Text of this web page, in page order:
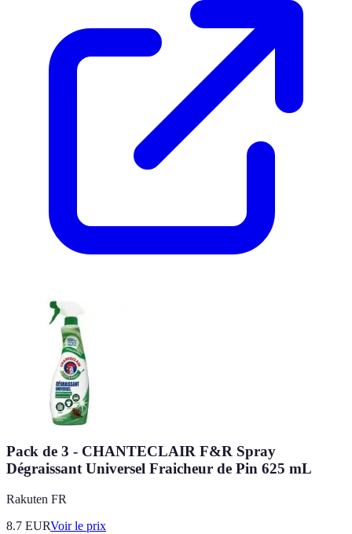
Pack de 3 - CHANTECLAIR F&R Spray
Dégraissant Universel Fraicheur de Pin 625 mL
Rakuten FR
8.7 EURVoir le prix